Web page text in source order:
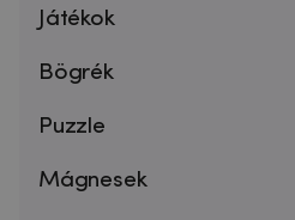
Játékok
Bögrék
Puzzle
Mágnesek